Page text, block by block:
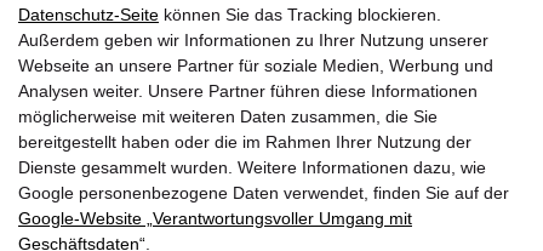
Quicklinks
Über uns
Callback Service
Impressum
Immobilien
Wunschimmobilie
Service
Jobs/Karriere
Referenzen
Anfahrt
Datenschutz-Seite können Sie das Tracking blockieren.
Außerdem geben wir Informationen zu Ihrer Nutzung unserer
Webseite an unsere Partner für soziale Medien, Werbung und
Analysen weiter. Unsere Partner führen diese Informationen
möglicherweise mit weiteren Daten zusammen, die Sie
bereitgestellt haben oder die im Rahmen Ihrer Nutzung der
Dienste gesammelt wurden. Weitere Informationen dazu, wie
Google personenbezogene Daten verwendet, finden Sie auf der
Google‑Website „Verantwortungsvoller Umgang mit
Geschäftsdaten“